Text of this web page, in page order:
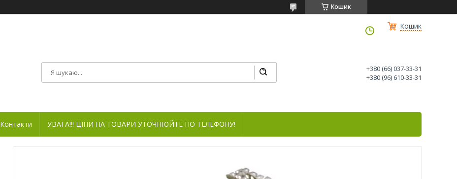
Кошик
Кошик
+380 (66) 037-33-31
+380 (96) 610-33-31
Контакти УВАГА!!! ЦІНИ НА ТОВАРИ УТОЧНЮЙТЕ ПО ТЕЛЕФОНУ!